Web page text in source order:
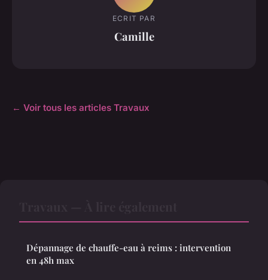
ECRIT PAR
Camille
← Voir tous les articles Travaux
Dépannage de chauffe-eau à reims : intervention
en 48h max